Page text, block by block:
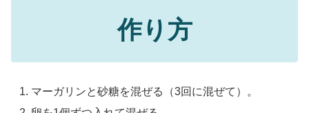
作り方
マーガリンと砂糖を混ぜる（3回に混ぜて）。